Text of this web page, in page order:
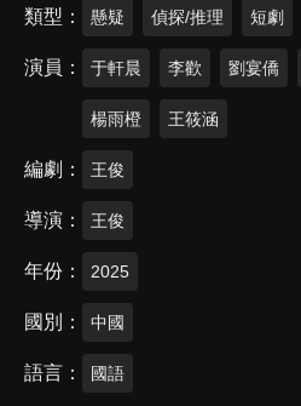
類型 懸疑 偵探/推理 短劇
演員 于軒晨 李歡 劉宴僑
楊雨橙 王筱涵
編劇 王俊
導演 王俊
年份 2025
國別 中國
語言 國語